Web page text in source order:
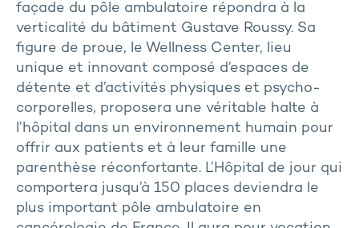
façade du pôle ambulatoire répondra à la
verticalité du bâtiment Gustave Roussy. Sa
figure de proue, le Wellness Center, lieu
unique et innovant composé d’espaces de
détente et d’activités physiques et psycho-
corporelles, proposera une véritable halte à
l’hôpital dans un environnement humain pour
offrir aux patients et à leur famille une
parenthèse réconfortante. L’Hôpital de jour qui
comportera jusqu’à 150 places deviendra le
plus important pôle ambulatoire en